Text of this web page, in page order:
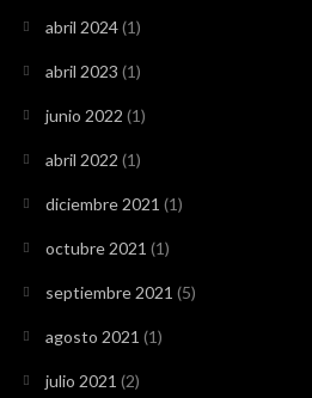
abril 2024(1)
abril 2023 (1)
junio 2022 (1)
abril 2022 (1)
diciembre 2021 (1)
octubre 2021 (1)
septiembre 2021 (5)
agosto 2021 (1)
julio 2021 (2)